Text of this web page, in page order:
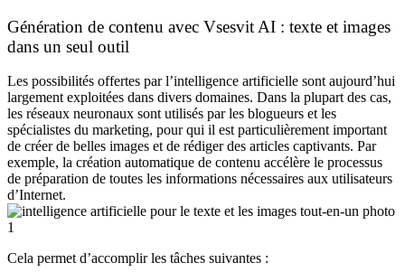
Génération de contenu avec Vsesvit AI : texte et images
dans un seul outil
Les possibilités offertes par l’intelligence artificielle sont aujourd’hui
largement exploitées dans divers domaines. Dans la plupart des cas,
les réseaux neuronaux sont utilisés par les blogueurs et les
spécialistes du marketing, pour qui il est particulièrement important
de créer de belles images et de rédiger des articles captivants. Par
exemple, la création automatique de contenu accélère le processus
de préparation de toutes les informations nécessaires aux utilisateurs
d’Internet.
Cela permet d’accomplir les tâches suivantes :